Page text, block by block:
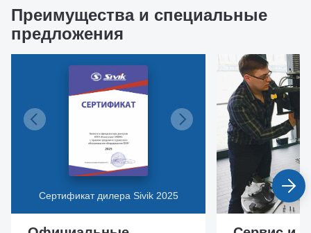
Преимущества и специальные
предложения
Сертификат дилера Sivik 2025